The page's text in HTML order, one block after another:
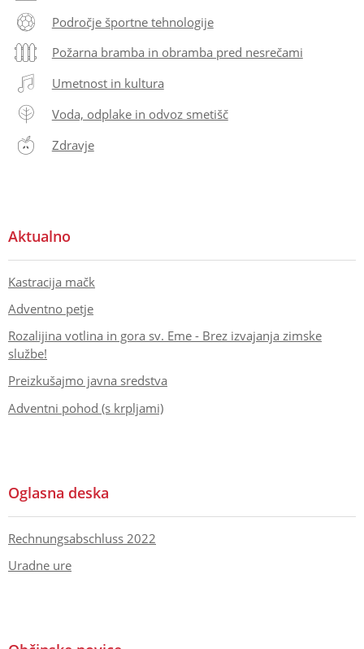
Področje športne tehnologije
Požarna bramba in obramba pred nesrečami
Umetnost in kultura
Voda, odplake in odvoz smetišč
Zdravje
Aktualno
Kastracija mačk
Adventno petje
Rozalijina votlina in gora sv. Eme - Brez izvajanja zimske
službe!
Preizkušajmo javna sredstva
Adventni pohod (s krpljami)
Oglasna deska
Rechnungsabschluss 2022
Uradne ure